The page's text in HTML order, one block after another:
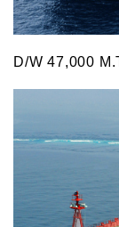
D/W 47,000